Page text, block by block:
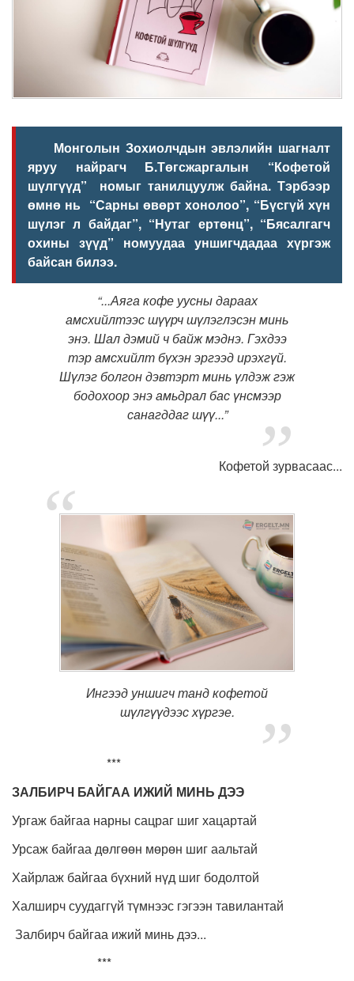
Монголын Зохиолчдын эвлэлийн шагналт
яруу найрагч Б.Төгсжаргалын “Кофетой
шүлгүүд” номыг танилцуулж байна. Тэрбээр
өмнө нь “Сарны өвөрт хонолоо”, “Бүсгүй хүн
шүлэг л байдаг”, “Нутаг ертөнц”, “Бясалгагч
охины зүүд” номуудаа уншигчдадаа хүргэж
байсан билээ.
“...Аяга кофе уусны дараах
амсхийлтээс шүүрч шүлэглэсэн минь
энэ. Шал дэмий ч байж мэднэ. Гэхдээ
тэр амсхийлт бүхэн эргээд ирэхгүй.
Шүлэг болгон дэвтэрт минь үлдэж гэж
бодохоор энэ амьдрал бас үнсмээр
санагддаг шүү...”
Кофетой зурвасаас...
Ингээд уншигч танд кофетой
шүлгүүдээс хүргэе.
***
ЗАЛБИРЧ БАЙГАА ИЖИЙ МИНЬ ДЭЭ
Ургаж байгаа нарны сацраг шиг хацартай
Урсаж байгаа дөлгөөн мөрөн шиг аальтай
Хайрлаж байгаа бүхний нүд шиг бодолтой
Халширч суудаггүй түмнээс гэгээн тавилантай
Залбирч байгаа ижий минь дээ...
***